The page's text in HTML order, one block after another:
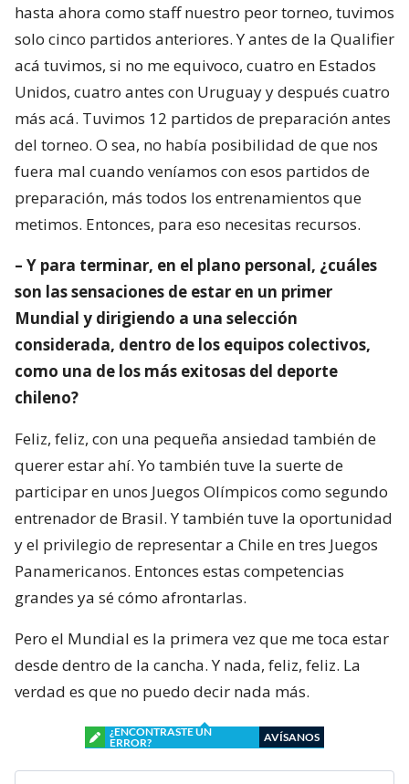
hasta ahora como staff nuestro peor torneo, tuvimos
solo cinco partidos anteriores. Y antes de la Qualifier
acá tuvimos, si no me equivoco, cuatro en Estados
Unidos, cuatro antes con Uruguay y después cuatro
más acá. Tuvimos 12 partidos de preparación antes
del torneo. O sea, no había posibilidad de que nos
fuera mal cuando veníamos con esos partidos de
preparación, más todos los entrenamientos que
metimos. Entonces, para eso necesitas recursos.
– Y para terminar, en el plano personal, ¿cuáles
son las sensaciones de estar en un primer
Mundial y dirigiendo a una selección
considerada, dentro de los equipos colectivos,
como una de los más exitosas del deporte
chileno?
Feliz, feliz, con una pequeña ansiedad también de
querer estar ahí. Yo también tuve la suerte de
participar en unos Juegos Olímpicos como segundo
entrenador de Brasil. Y también tuve la oportunidad
y el privilegio de representar a Chile en tres Juegos
Panamericanos. Entonces estas competencias
grandes ya sé cómo afrontarlas.
Pero el Mundial es la primera vez que me toca estar
desde dentro de la cancha. Y nada, feliz, feliz. La
verdad es que no puedo decir nada más.
¿ENCONTRASTE UN
ERROR?
AVÍSANOS